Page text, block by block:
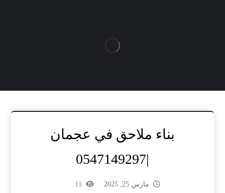
بناء ملاحق في عجمان
|0547149297
مارس 25, 2025 11